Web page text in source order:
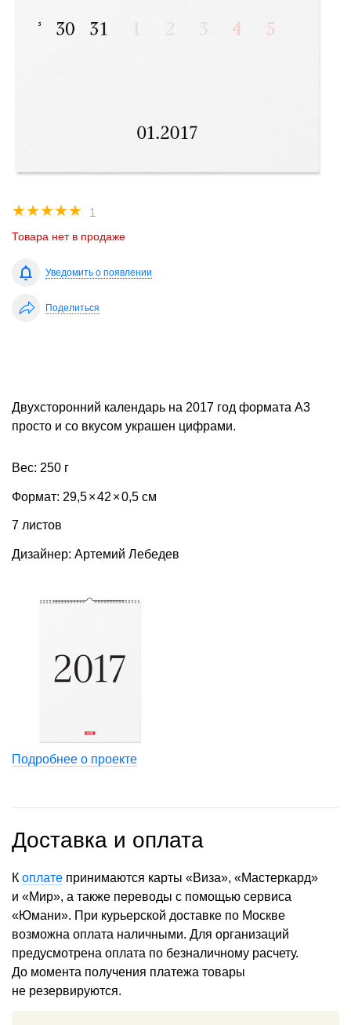
☆
☆
☆
☆
☆ 1
Товара нет в продаже
Уведомить о появлении
Поделиться
Двухсторонний календарь на 2017 год формата А3
просто и со вкусом украшен цифрами.
Вес: 250 г
Формат: 29,5×42 ×0,5 см
7 листов
Дизайнер: Артемий Лебедев
Подробнее о проекте
Доставка и оплата
К оплате принимаются карты «Виза», «Мастеркард»
и «Мир», а также переводы с помощью сервиса
«Юмани». При курьерской доставке по Москве
возможна оплата наличными. Для организаций
предусмотрена оплата по безналичному расчету.
До момента получения платежа товары
не резервируются.